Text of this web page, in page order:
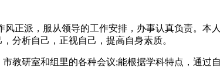
正派，服从领导的工作安排，办事认真负责。本
分析自己，正视自己，提高自身素质。
教研室和组里的各种会议;能根据学科特点，通过